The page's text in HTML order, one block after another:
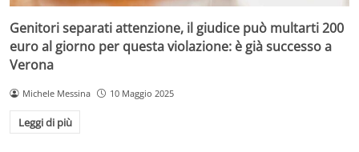
Genitori separati attenzione, il giudice può multarti 200
euro al giorno per questa violazione: è già successo a
Verona
Michele Messina 10 Maggio 2025
Leggi di più